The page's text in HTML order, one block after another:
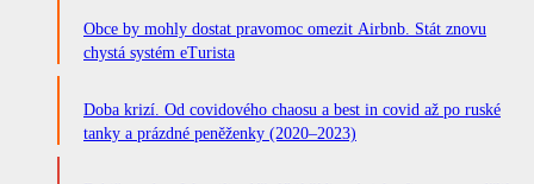
Obce by mohly dostat pravomoc omezit Airbnb. Stát znovu
chystá systém eTurista
Doba krizí. Od covidového chaosu a best in covid až po ruské
tanky a prázdné peněženky (2020–2023)